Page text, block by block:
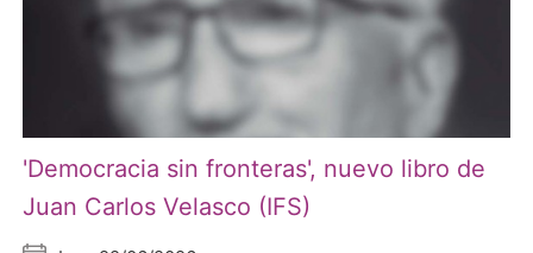
'Democracia sin fronteras', nuevo libro de
Juan Carlos Velasco (IFS)